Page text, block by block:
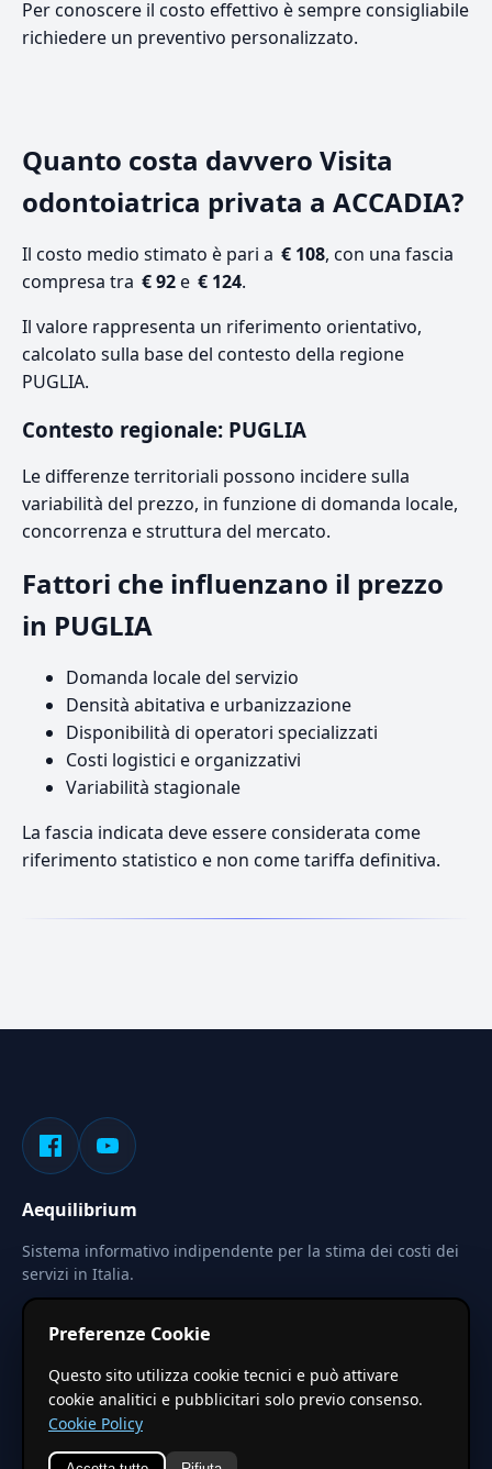
Per conoscere il costo effettivo è sempre consigliabile
richiedere un preventivo personalizzato.
Quanto costa davvero Visita
odontoiatrica privata a ACCADIA?
Il costo medio stimato è pari a € 108, con una fascia
compresa tra € 92e € 124.
Il valore rappresenta un riferimento orientativo,
calcolato sulla base del contesto della regione
PUGLIA.
Contesto regionale: PUGLIA
Le differenze territoriali possono incidere sulla
variabilità del prezzo, in funzione di domanda locale,
concorrenza e struttura del mercato.
Fattori che influenzano il prezzo
in PUGLIA
Domanda locale del servizio
Densità abitativa e urbanizzazione
Disponibilità di operatori specializzati
Costi logistici e organizzativi
Variabilità stagionale
La fascia indicata deve essere considerata come
riferimento statistico e non come tariffa definitiva.
Aequilibrium
Sistema informativo indipendente per la stima dei costi dei
servizi in Italia.
Le stime pubblicate sono calcolate tramite coefficienti
territoriali regionali applicati a valori base nazionali. Non
costituiscono preventivo ufficiale.
Preferenze Cookie
Questo sito utilizza cookie tecnici e può attivare
cookie analitici e pubblicitari solo previo consenso.
Cookie Policy